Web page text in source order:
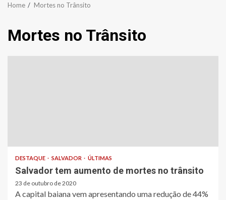
Home Mortes no Trânsito
Mortes no Trânsito
DESTAQUE SALVADOR ÚLTIMAS
Salvador tem aumento de mortes no trânsito
23 de outubro de 2020
A capital baiana vem apresentando uma redução de 44%